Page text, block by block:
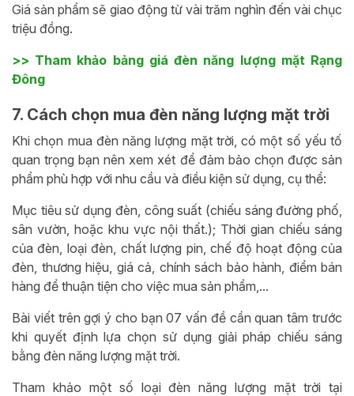
Giá sản phẩm sẽ giao động từ vài trăm nghìn đến vài chục
triệu đồng.
>> Tham khảo bảng giá đèn năng lượng mặt Rạng
Đông
7. Cách chọn mua đèn năng lượng mặt trời
Khi chọn mua đèn năng lượng mặt trời, có một số yếu tố
quan trọng bạn nên xem xét để đảm bảo chọn được sản
phẩm phù hợp với nhu cầu và điều kiện sử dụng, cụ thể:
Mục tiêu sử dụng đèn, công suất (chiếu sáng đường phố,
sân vườn, hoặc khu vực nội thất.); Thời gian chiếu sáng
của đèn, loại đèn, chất lượng pin, chế độ hoạt động của
đèn, thương hiệu, giá cả, chính sách bảo hành, điểm bán
hàng để thuận tiện cho việc mua sản phẩm,...
Bài viết trên gợi ý cho bạn 07 vấn đề cần quan tâm trước
khi quyết định lựa chọn sử dụng giải pháp chiếu sáng
bằng đèn năng lượng mặt trời.
Tham khảo một số loại đèn năng lượng mặt trời tại